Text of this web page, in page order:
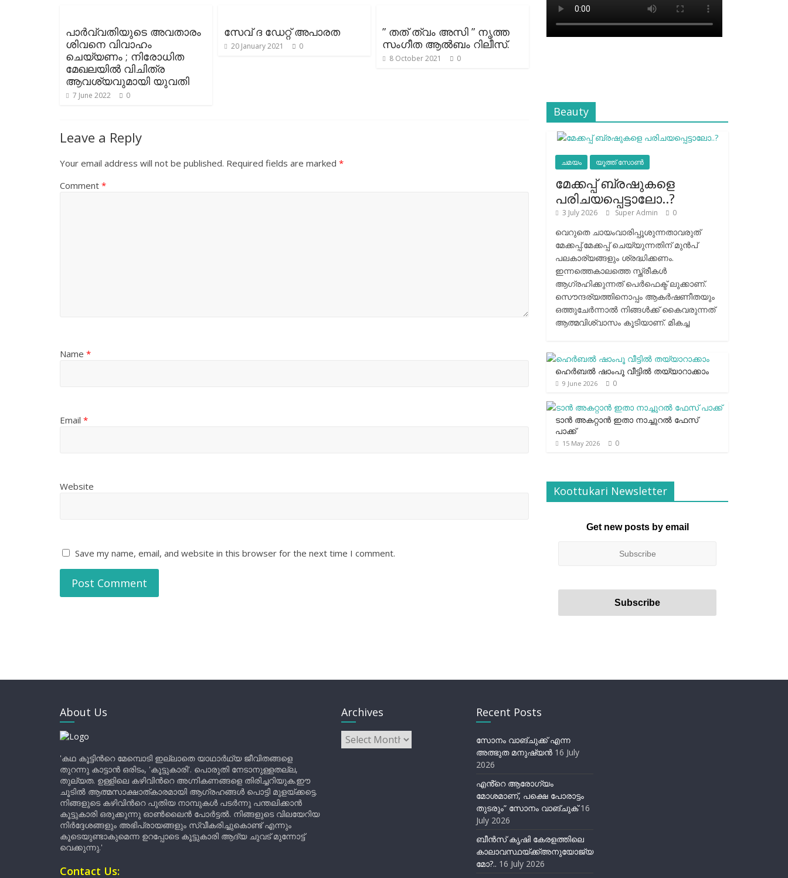
പാര്‍വ്വതിയുടെ അവതാരം
ശിവനെ വിവാഹം
ചെയ്യണം ; നിരോധിത
മേഖലയില്‍ വിചിത്ര
ആവശ്യവുമായി യുവതി
7 June 2022 0
സേവ് ദ ഡേറ്റ് അപാരത
20 January 2021 0
” തത് ത്വം അസി ” നൃത്ത
സംഗീത ആൽബം റിലീസ്.
8 October 2021 0
Leave a Reply
Your email address will not be published. Required fields are marked *
Comment *
Name *
Email *
Website
Save my name, email, and website in this browser for the next time I comment.
Beauty
ചമയം യൂത്ത് സോൺ
മേക്കപ്പ് ബ്രഷുകളെ
പരിചയപ്പെട്ടാലോ..?
3 July 2026 Super Admin 0
വെറുതെ ചായംവാരിപ്പൂശുന്നതാവരുത്
മേക്കപ്പ്.മേക്കപ്പ് ചെയ്യുന്നതിന് മുന്‍പ്
പലകാര്യങ്ങളും ശ്രദ്ധിക്കണം.
ഇന്നത്തെകാലത്തെ സ്ത്രീകള്‍
ആഗ്രഹിക്കുന്നത് പെര്‍ഫെക്ട് ലുക്കാണ്.
സൌന്ദര്യത്തിനൊപ്പം ആകര്‍ഷണീതയും
ഒത്തുചേര്‍ന്നാല്‍ നിങ്ങള്‍ക്ക് കൈവരുന്നത്
ആത്മവിശ്വാസം കൂടിയാണ്. മികച്ച
ഹെര്‍ബല്‍ ഷാംപൂ വീട്ടില്‍ തയ്യാറാക്കാം
9 June 2026 0
ടാന്‍ അകറ്റാന്‍ ഇതാ നാച്ചുറല്‍ ഫേസ്
പാക്ക്
15 May 2026 0
Koottukari Newsletter
Get new posts by email
About Us
'കഥ കൂട്ടിന്‍റെ മേമ്പൊടി ഇല്ലാതെ യാഥാർഥ്യ ജീവിതങ്ങളെ
തുറന്നു കാട്ടാൻ ഒരിടം, 'കൂട്ടുകാരി'. പൊരുതി നേടാനുള്ളതല്ല,
തുല്യത. ഉള്ളിലെ കഴിവിന്‍റെ അഗ്നികണങ്ങളെ തിരിച്ചറിയുക.ഈ
ചൂടിൽ ആത്മസാക്ഷാത്കാരമായി ആഗ്രഹങ്ങൾ പൊട്ടി മുളയ്ക്കട്ടെ.
നിങ്ങളുടെ കഴിവിന്‍റെ പുതിയ നാമ്പുകൾ പടർന്നു പന്തലിക്കാൻ
കൂട്ടുകാരി ഒരുക്കുന്നു ഓൺലൈൻ പോർട്ടൽ. നിങ്ങളുടെ വിലയേറിയ
നിർദ്ദേശങ്ങളും അഭിപ്രായങ്ങളും സ്വീകരിച്ചുകൊണ്ട് എന്നും
കൂടെയുണ്ടാകുമെന്ന ഉറപ്പോടെ കൂട്ടുകാരി ആദ്യ ചുവട് മുന്നോട്ട്
വെക്കുന്നു.'
Contact Us:
Archives
Archives
Recent Posts
സോനം വാങ്ചുക്ക് എന്ന
അത്ഭുത മനുഷ്യന്‍ 16 July
2026
എൻ്റെ ആരോഗ്യം
മോശമാണ്, പക്ഷെ പോരാട്ടം
തുടരും” സോനം വാങ്ചുക് 16
July 2026
ബീന്‍സ് കൃഷി കേരളത്തിലെ
കാലാവസ്ഥയ്ക്ക്അനുയോജ്യ
മോ?.. 16 July 2026